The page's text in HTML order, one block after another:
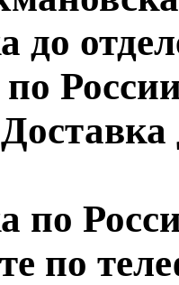
до
по
по